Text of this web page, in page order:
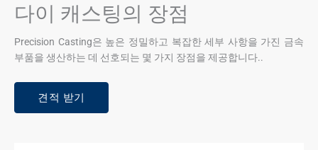
다이 캐스팅의 장점
Precision Casting은 높은 정밀하고 복잡한 세부 사항을 가진 금속
부품을 생산하는 데 선호되는 몇 가지 장점을 제공합니다..
견적 받기